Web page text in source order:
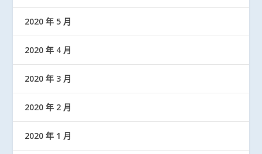
2020 年 5 月
2020 年 4 月
2020 年 3 月
2020 年 2 月
2020 年 1 月